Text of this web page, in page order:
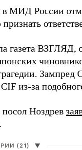
МИД России
газета
Зампред
из-за
Ноздрев
(21) ▼